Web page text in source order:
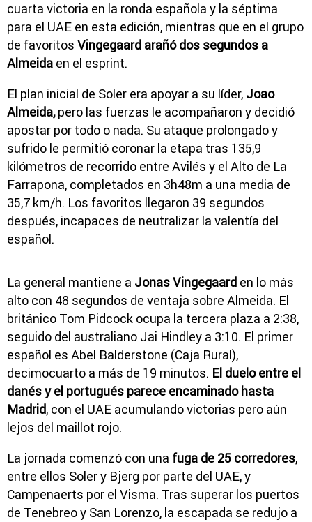
cuarta victoria en la ronda española y la séptima
para el UAE en esta edición, mientras que en el grupo
de favoritos Vingegaard arañó dos segundos a
Almeida en el esprint.
El plan inicial de Soler era apoyar a su líder, Joao
Almeida,pero las fuerzas le acompañaron y decidió
apostar por todo o nada. Su ataque prolongado y
sufrido le permitió coronar la etapa tras 135,9
kilómetros de recorrido entre Avilés y el Alto de La
Farrapona, completados en 3h48m a una media de
35,7 km/h. Los favoritos llegaron 39 segundos
después, incapaces de neutralizar la valentía del
español.
La general mantiene a Jonas Vingegaard en lo más
alto con 48 segundos de ventaja sobre Almeida. El
británico Tom Pidcock ocupa la tercera plaza a 2:38,
seguido del australiano Jai Hindley a 3:10. El primer
español es Abel Balderstone (Caja Rural),
decimocuarto a más de 19 minutos. El duelo entre el
danés y el portugués parece encaminado hasta
Madrid, con el UAE acumulando victorias pero aún
lejos del maillot rojo.
La jornada comenzó con una fuga de 25 corredores,
entre ellos Soler y Bjerg por parte del UAE, y
Campenaerts por el Visma. Tras superar los puertos
de Tenebreo y San Lorenzo, la escapada se redujo a